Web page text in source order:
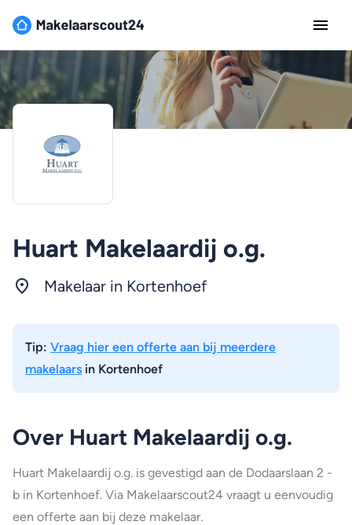
Huart Makelaardij o.g.
Makelaar in Kortenhoef
Tip: Vraag hier een offerte aan bij meerdere
makelaars in Kortenhoef
Over Huart Makelaardij o.g.
Huart Makelaardij o.g. is gevestigd aan de Dodaarslaan 2 -
b in Kortenhoef. Via Makelaarscout24 vraagt u eenvoudig
een offerte aan bij deze makelaar.